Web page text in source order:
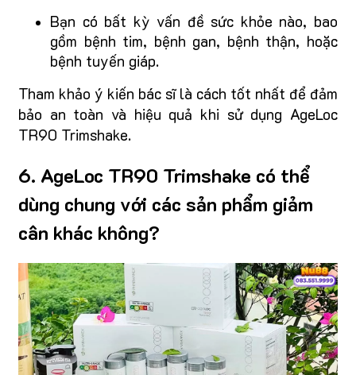
Bạn có bất kỳ vấn đề sức khỏe nào, bao
gồm bệnh tim, bệnh gan, bệnh thận, hoặc
bệnh tuyến giáp.
Tham khảo ý kiến bác sĩ là cách tốt nhất để đảm
bảo an toàn và hiệu quả khi sử dụng AgeLoc
TR90 Trimshake.
6. AgeLoc TR90 Trimshake có thể
dùng chung với các sản phẩm giảm
cân khác không?